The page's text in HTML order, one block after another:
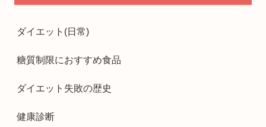
ダイエット(日常)
糖質制限におすすめ食品
ダイエット失敗の歴史
健康診断